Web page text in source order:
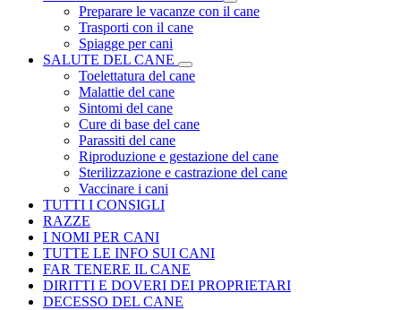
Preparare le vacanze con il cane
Trasporti con il cane
Spiagge per cani
SALUTE DEL CANE
Toelettatura del cane
Malattie del cane
Sintomi del cane
Cure di base del cane
Parassiti del cane
Riproduzione e gestazione del cane
Sterilizzazione e castrazione del cane
Vaccinare i cani
TUTTI I CONSIGLI
RAZZE
I NOMI PER CANI
TUTTE LE INFO SUI CANI
FAR TENERE IL CANE
DIRITTI E DOVERI DEI PROPRIETARI
DECESSO DEL CANE